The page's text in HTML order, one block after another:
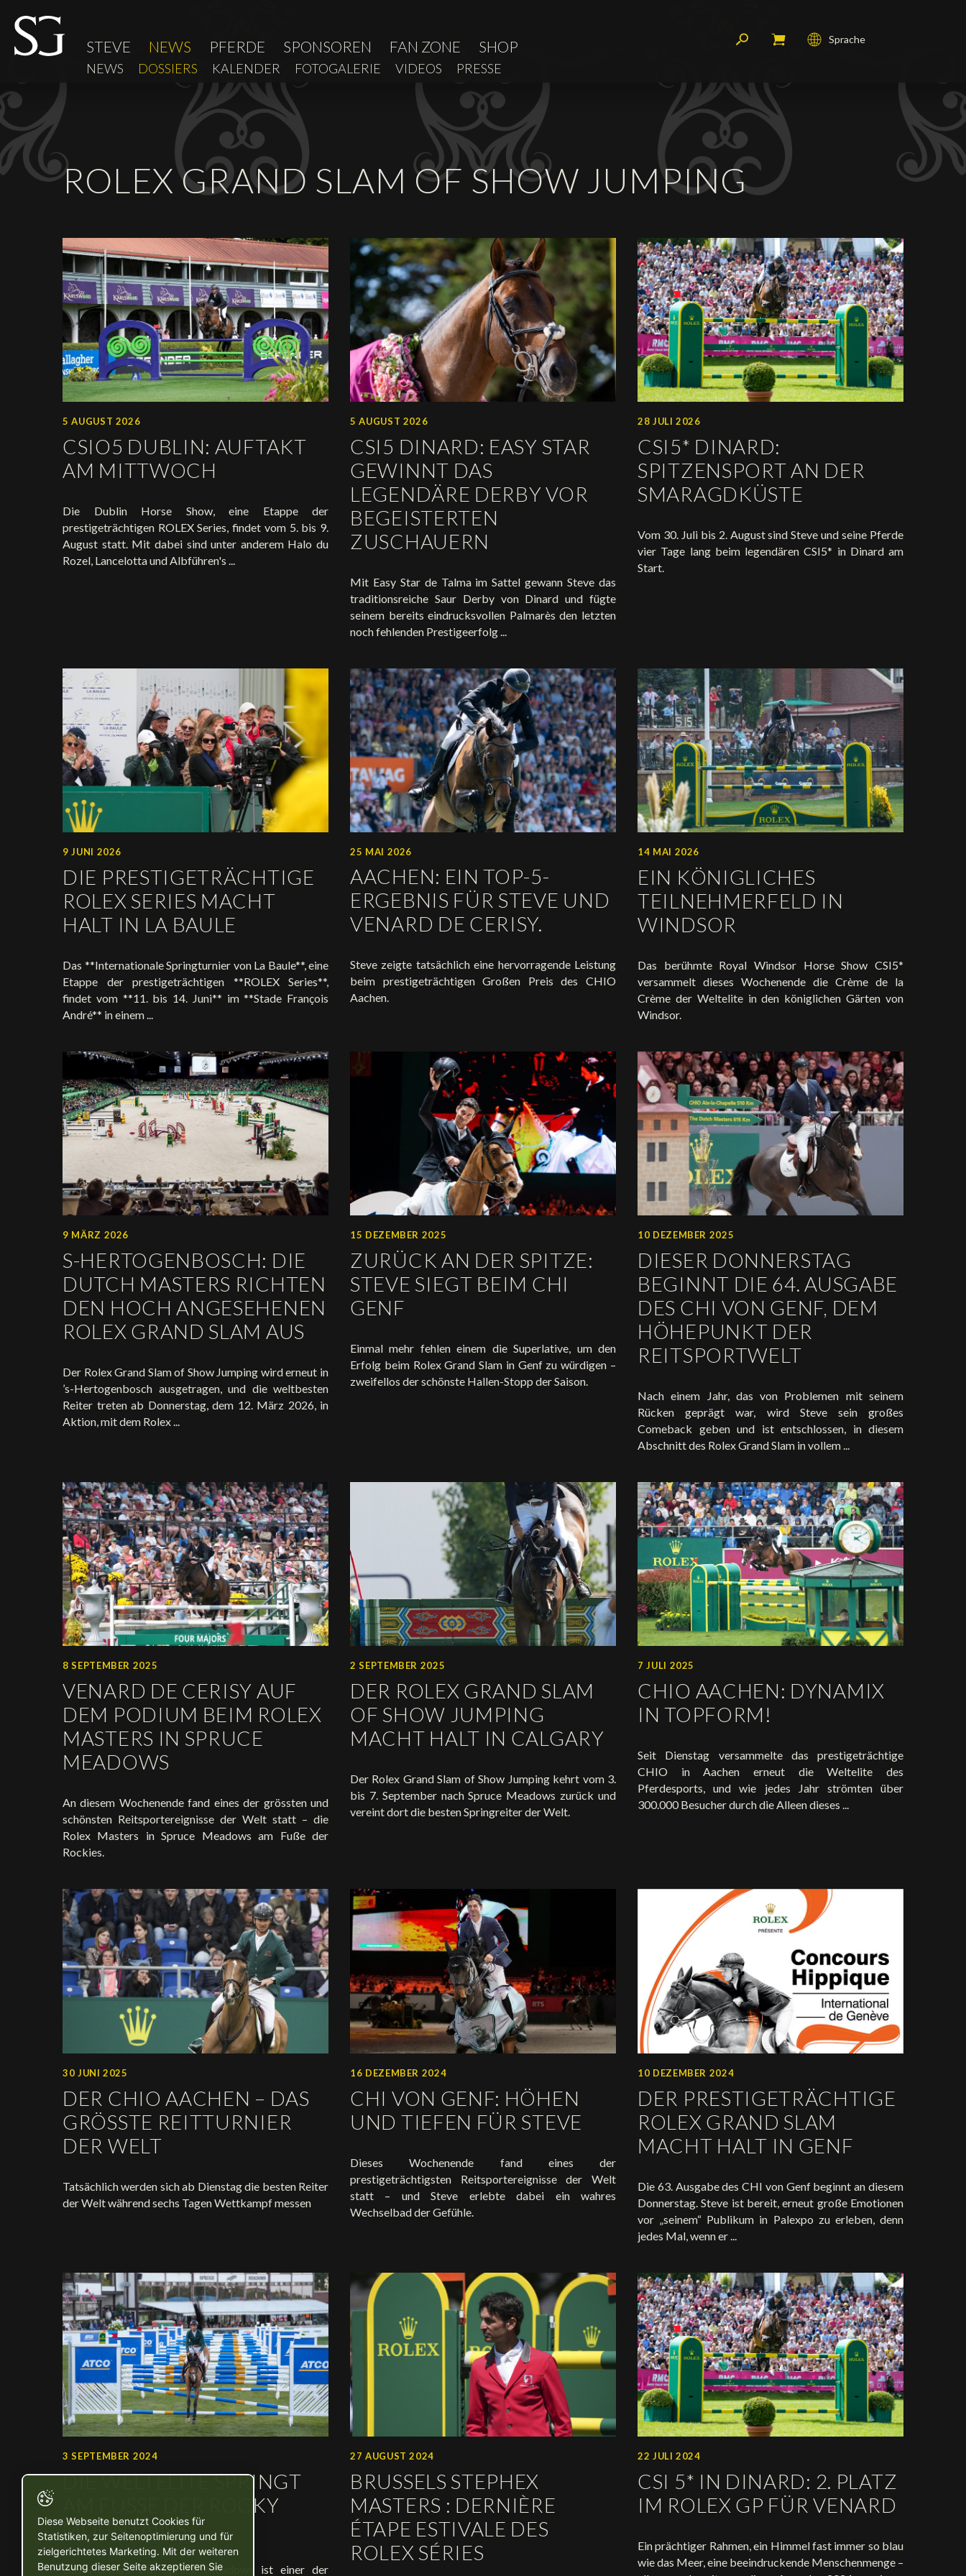
STEVE NEWS PFERDE SPONSOREN FAN ZONE SHOP
NEWS DOSSIERS KALENDER FOTOGALERIE VIDEOS PRESSE
Sprache
ROLEX GRAND SLAM OF SHOW JUMPING
5 AUGUST 2026
CSIO5 DUBLIN: AUFTAKT
AM MITTWOCH
Die Dublin Horse Show, eine Etappe der
prestigeträchtigen ROLEX Series, findet vom 5. bis 9.
August statt. Mit dabei sind unter anderem Halo du
Rozel, Lancelotta und Albführen's ...
5 AUGUST 2026
CSI5 DINARD: EASY STAR
GEWINNT DAS
LEGENDÄRE DERBY VOR
BEGEISTERTEN
ZUSCHAUERN
Mit Easy Star de Talma im Sattel gewann Steve das
traditionsreiche Saur Derby von Dinard und fügte
seinem bereits eindrucksvollen Palmarès den letzten
noch fehlenden Prestigeerfolg ...
28 JULI 2026
CSI5* DINARD:
SPITZENSPORT AN DER
SMARAGDKÜSTE
Vom 30. Juli bis 2. August sind Steve und seine Pferde
vier Tage lang beim legendären CSI5* in Dinard am
Start.
9 JUNI 2026
DIE PRESTIGETRÄCHTIGE
ROLEX SERIES MACHT
HALT IN LA BAULE
Das **Internationale Springturnier von La Baule**, eine
Etappe der prestigeträchtigen **ROLEX Series**,
findet vom **11. bis 14. Juni** im **Stade François
André** in einem ...
25 MAI 2026
AACHEN: EIN TOP-5-
ERGEBNIS FÜR STEVE UND
VENARD DE CERISY.
Steve zeigte tatsächlich eine hervorragende Leistung
beim prestigeträchtigen Großen Preis des CHIO
Aachen.
14 MAI 2026
EIN KÖNIGLICHES
TEILNEHMERFELD IN
WINDSOR
Das berühmte Royal Windsor Horse Show CSI5*
versammelt dieses Wochenende die Crème de la
Crème der Weltelite in den königlichen Gärten von
Windsor.
9 MÄRZ 2026
S-HERTOGENBOSCH: DIE
DUTCH MASTERS RICHTEN
DEN HOCH ANGESEHENEN
ROLEX GRAND SLAM AUS
Der Rolex Grand Slam of Show Jumping wird erneut in
’s-Hertogenbosch ausgetragen, und die weltbesten
Reiter treten ab Donnerstag, dem 12. März 2026, in
Aktion, mit dem Rolex ...
15 DEZEMBER 2025
ZURÜCK AN DER SPITZE:
STEVE SIEGT BEIM CHI
GENF
Einmal mehr fehlen einem die Superlative, um den
Erfolg beim Rolex Grand Slam in Genf zu würdigen –
zweifellos der schönste Hallen-Stopp der Saison.
10 DEZEMBER 2025
DIESER DONNERSTAG
BEGINNT DIE 64. AUSGABE
DES CHI VON GENF, DEM
HÖHEPUNKT DER
REITSPORTWELT
Nach einem Jahr, das von Problemen mit seinem
Rücken geprägt war, wird Steve sein großes
Comeback geben und ist entschlossen, in diesem
Abschnitt des Rolex Grand Slam in vollem ...
8 SEPTEMBER 2025
VENARD DE CERISY AUF
DEM PODIUM BEIM ROLEX
MASTERS IN SPRUCE
MEADOWS
An diesem Wochenende fand eines der grössten und
schönsten Reitsportereignisse der Welt statt – die
Rolex Masters in Spruce Meadows am Fuße der
Rockies.
2 SEPTEMBER 2025
DER ROLEX GRAND SLAM
OF SHOW JUMPING
MACHT HALT IN CALGARY
Der Rolex Grand Slam of Show Jumping kehrt vom 3.
bis 7. September nach Spruce Meadows zurück und
vereint dort die besten Springreiter der Welt.
7 JULI 2025
CHIO AACHEN: DYNAMIX
IN TOPFORM!
Seit Dienstag versammelte das prestigeträchtige
CHIO in Aachen erneut die Weltelite des
Pferdesports, und wie jedes Jahr strömten über
300.000 Besucher durch die Alleen dieses ...
30 JUNI 2025
DER CHIO AACHEN – DAS
GRÖSSTE REITTURNIER D
ER WELT
Tatsächlich werden sich ab Dienstag die besten Reiter
der Welt während sechs Tagen Wettkampf messen
16 DEZEMBER 2024
CHI VON GENF: HÖHEN
UND TIEFEN FÜR STEVE
Dieses Wochenende fand eines der
prestigeträchtigsten Reitsportereignisse der Welt
statt – und Steve erlebte dabei ein wahres
Wechselbad der Gefühle.
10 DEZEMBER 2024
DER PRESTIGETRÄCHTIGE
ROLEX GRAND SLAM
MACHT HALT IN GENF
Die 63. Ausgabe des CHI von Genf beginnt an diesem
Donnerstag. Steve ist bereit, erneut große Emotionen
vor „seinem“ Publikum in Palexpo zu erleben, denn
jedes Mal, wenn er ...
3 SEPTEMBER 2024
DIE WELTELITE SPRINGT
AM FUSSE DER ROCKY M
OUNTAINS.
Das Masters von Spruce Meadows ist einer der
27 AUGUST 2024
BRUSSELS STEPHEX
MASTERS : DERNIÈRE
ÉTAPE ESTIVALE DES
ROLEX SÉRIES
22 JULI 2024
CSI 5* IN DINARD: 2. PLATZ
IM ROLEX GP FÜR VENARD
Ein prächtiger Rahmen, ein Himmel fast immer so blau
wie das Meer, eine beeindruckende Menschenmenge –
Diese Webseite benutzt Cookies für
Statistiken, zur Seitenoptimierung und für
zielgerichtetes Marketing. Mit der weiteren
Benutzung dieser Seite akzeptieren Sie